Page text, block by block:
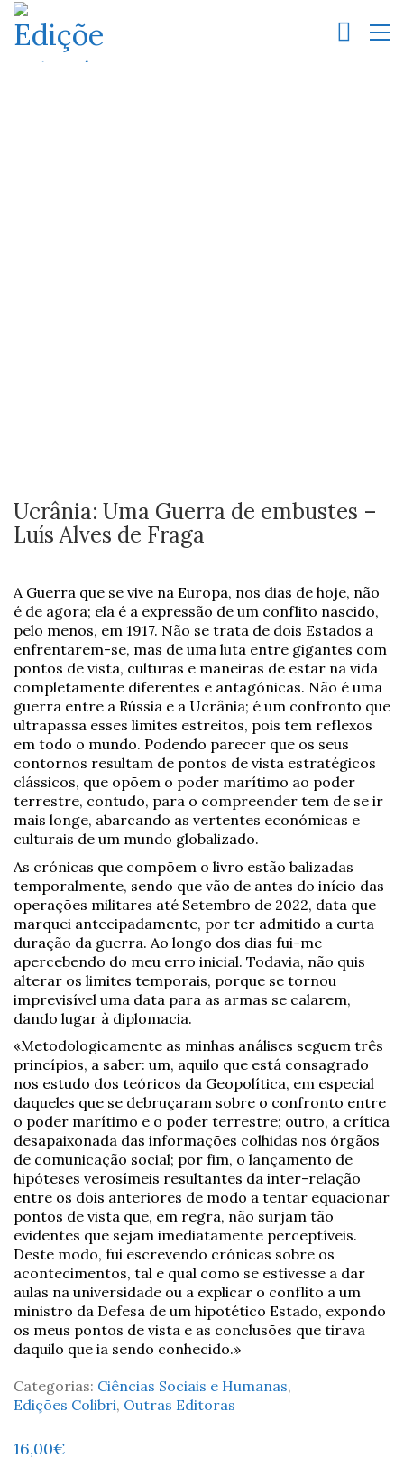
Ucrânia: Uma Guerra de embustes –
Luís Alves de Fraga
A Guerra que se vive na Europa, nos dias de hoje, não
é de agora; ela é a expressão de um conflito nascido,
pelo menos, em 1917. Não se trata de dois Estados a
enfrentarem-se, mas de uma luta entre gigantes com
pontos de vista, culturas e maneiras de estar na vida
completamente diferentes e antagónicas. Não é uma
guerra entre a Rússia e a Ucrânia; é um confronto que
ultrapassa esses limites estreitos, pois tem reflexos
em todo o mundo. Podendo parecer que os seus
contornos resultam de pontos de vista estratégicos
clássicos, que opõem o poder marítimo ao poder
terrestre, contudo, para o compreender tem de se ir
mais longe, abarcando as vertentes económicas e
culturais de um mundo globalizado.
As crónicas que compõem o livro estão balizadas
temporalmente, sendo que vão de antes do início das
operações militares até Setembro de 2022, data que
marquei antecipadamente, por ter admitido a curta
duração da guerra. Ao longo dos dias fui-me
apercebendo do meu erro inicial. Todavia, não quis
alterar os limites temporais, porque se tornou
imprevisível uma data para as armas se calarem,
dando lugar à diplomacia.
«Metodologicamente as minhas análises seguem três
princípios, a saber: um, aquilo que está consagrado
nos estudo dos teóricos da Geopolítica, em especial
daqueles que se debruçaram sobre o confronto entre
o poder marítimo e o poder terrestre; outro, a crítica
desapaixonada das informações colhidas nos órgãos
de comunicação social; por fim, o lançamento de
hipóteses verosímeis resultantes da inter-relação
entre os dois anteriores de modo a tentar equacionar
pontos de vista que, em regra, não surjam tão
evidentes que sejam imediatamente perceptíveis.
Deste modo, fui escrevendo crónicas sobre os
acontecimentos, tal e qual como se estivesse a dar
aulas na universidade ou a explicar o conflito a um
ministro da Defesa de um hipotético Estado, expondo
os meus pontos de vista e as conclusões que tirava
daquilo que ia sendo conhecido.»
Categorias: Ciências Sociais e Humanas,
Edições Colibri, Outras Editoras
16,00€